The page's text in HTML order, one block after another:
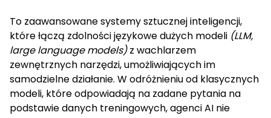
To zaawansowane systemy sztucznej inteligencji,
które łączą zdolności językowe dużych modeli (LLM,
large language models)z wachlarzem
zewnętrznych narzędzi, umożliwiających im
samodzielne działanie. W odróżnieniu od klasycznych
modeli, które odpowiadają na zadane pytania na
podstawie danych treningowych, agenci AI nie